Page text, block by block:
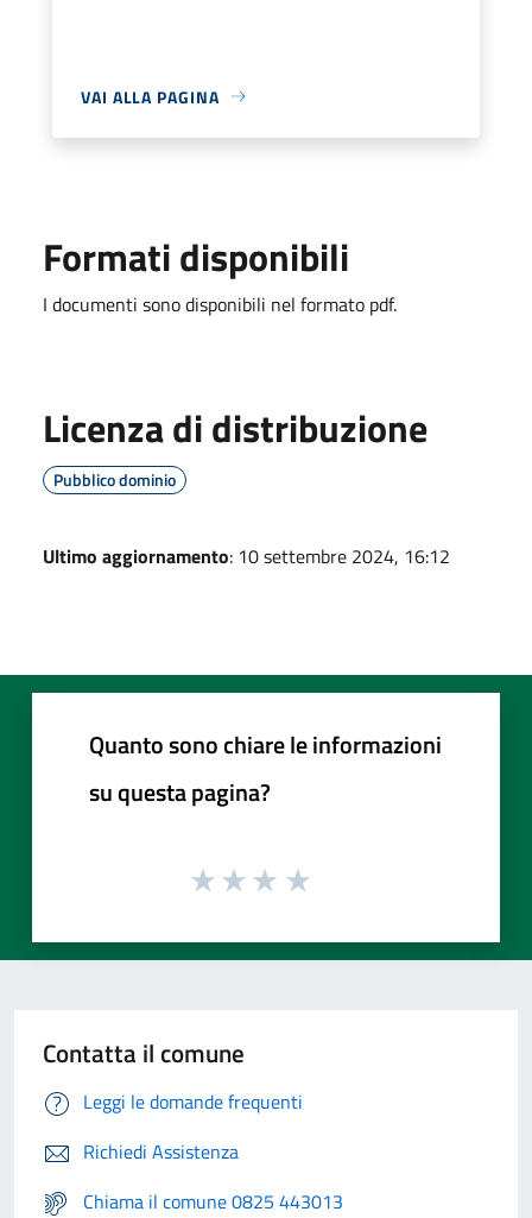
VAI ALLA PAGINA
Formati disponibili
I documenti sono disponibili nel formato pdf.
Licenza di distribuzione
Pubblico dominio
Ultimo aggiornamento: 10 settembre 2024, 16:12
Quanto sono chiare le informazioni
su questa pagina?
Contatta il comune
Leggi le domande frequenti
Richiedi Assistenza
Chiama il comune 0825 443013